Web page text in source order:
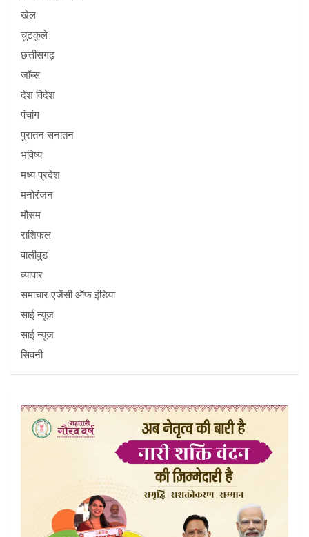
खेल
चुटकुले
छत्तीसगढ़
जॉब्स
देश विदेश
पंचांग
पुरातन सनातन
भविष्य
मध्य प्रदेश
मनोरंजन
मौसम
राशिफल
वालीवुड
व्यापार
समाचार एजेंसी ऑफ इंडिया
साई न्यूज
साई न्यूज
सिवनी